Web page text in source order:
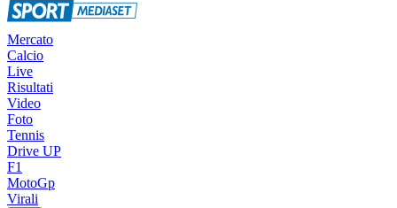
Mercato
Calcio
Live
Risultati
Video
Foto
Tennis
Drive UP
F1
MotoGp
Virali